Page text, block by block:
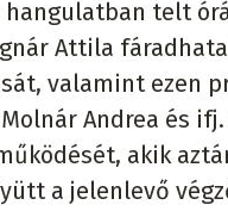
hangulatban telt
Attila
valamint ezen
Andrea és
akik
a jelenlevő